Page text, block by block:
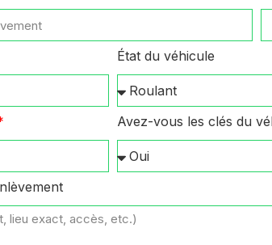
État du véhicule
Avez-vous les clés du